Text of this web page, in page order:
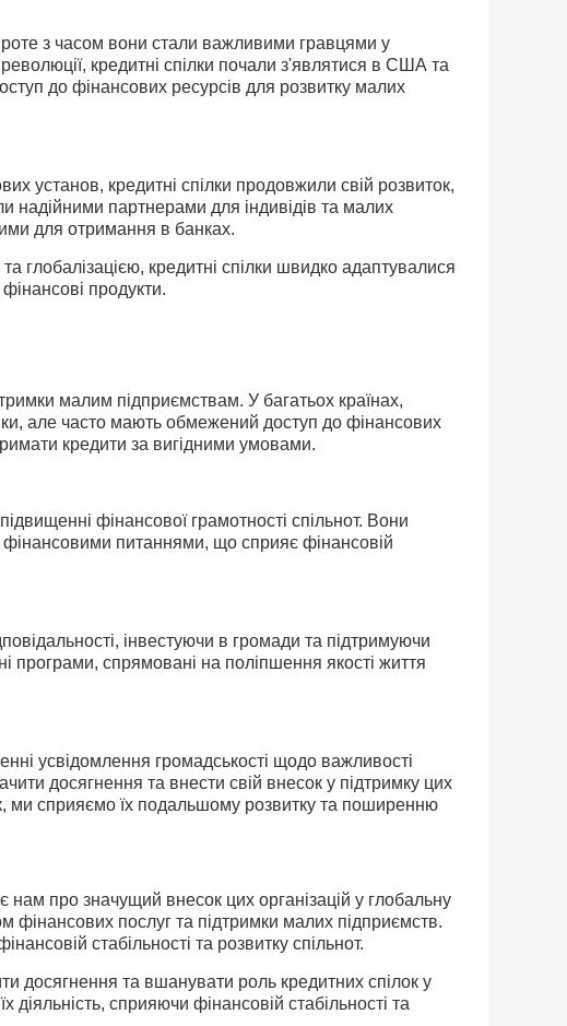
з часом вони стали важливими гравцями у
кредитні спілки почали з'являтися в США та
до фінансових ресурсів для розвитку малих
установ, кредитні спілки продовжили свій розвиток,
надійними партнерами для індивідів та малих
для отримання в банках.
глобалізацією, кредитні спілки швидко адаптувалися
продукти.
малим підприємствам. У багатьох країнах,
але часто мають обмежений доступ до фінансових
кредити за вигідними умовами.
фінансової грамотності спільнот. Вони
фінансовими питаннями, що сприяє фінансовій
інвестуючи в громади та підтримуючи
програми, спрямовані на поліпшення якості життя
усвідомлення громадськості щодо важливості
досягнення та внести свій внесок у підтримку цих
ми сприяємо їх подальшому розвитку та поширенню
про значущий внесок цих організацій у глобальну
фінансових послуг та підтримки малих підприємств.
стабільності та розвитку спільнот.
досягнення та вшанувати роль кредитних спілок у
діяльність, сприяючи фінансовій стабільності та